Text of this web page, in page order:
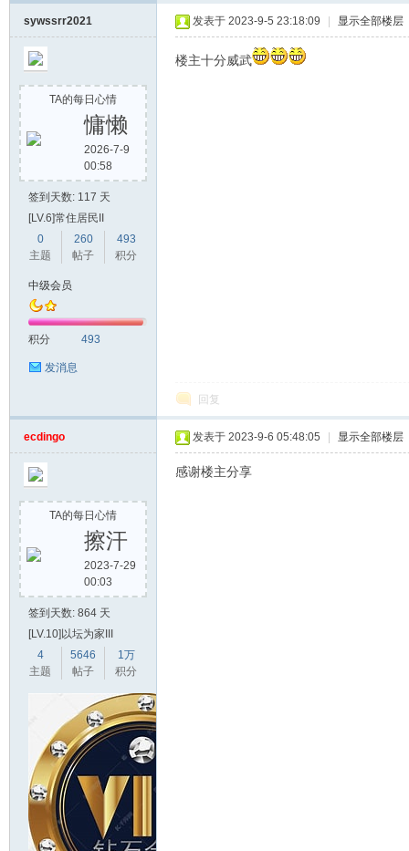
sywssrr2021
TA的每日心情
慵懒
2026-7-9
00:58
签到天数: 117 天
[LV.6]常住居民II
0
主题
260
帖子
493
积分
中级会员
积分 493
发消息
发表于 2023-9-5 23:18:09 显示全部楼层
楼主十分威武
回复
ecdingo
TA的每日心情
擦汗
2023-7-29
00:03
签到天数: 864 天
[LV.10]以坛为家III
4
主题
5646
帖子
1万
积分
发表于 2023-9-6 05:48:05 显示全部楼层
感谢楼主分享